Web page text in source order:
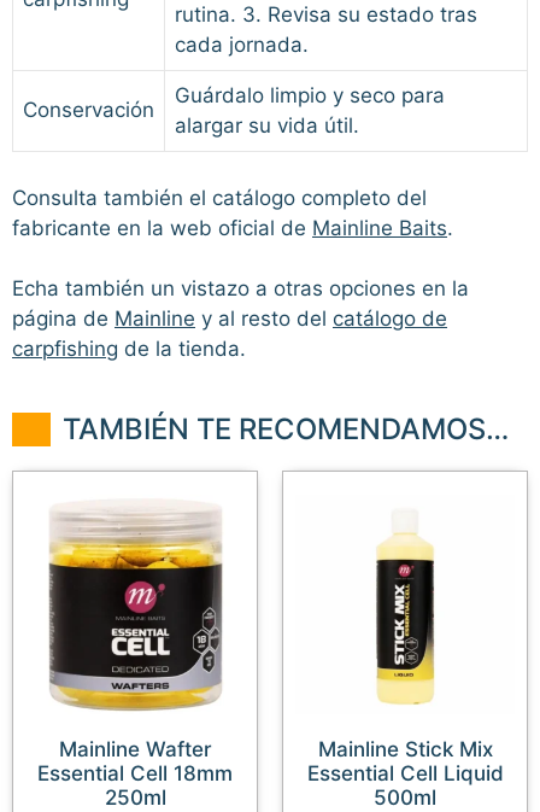
rutina. 3. Revisa su estado tras
cada jornada.
Conservación
Guárdalo limpio y seco para
alargar su vida útil.
Consulta también el catálogo completo del
fabricante en la web oficial de Mainline Baits.
Echa también un vistazo a otras opciones en la
página de Mainline y al resto del catálogo de
carpfishing de la tienda.
TAMBIÉN TE RECOMENDAMOS…
Mainline Wafter
Essential Cell 18mm
250ml
Mainline Stick Mix
Essential Cell Liquid
500ml